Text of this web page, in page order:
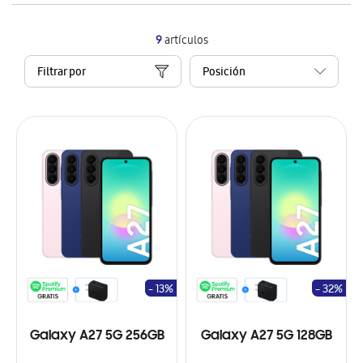
9artículos
Filtrar por
Galaxy A27 5G 256GB
- 13%
Galaxy A27 5G 128GB
- 32%